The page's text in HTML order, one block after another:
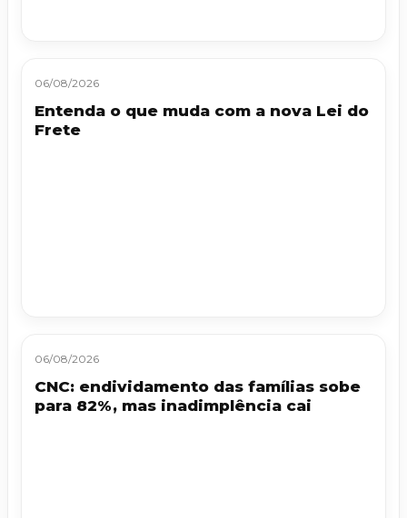
06/08/2026
Entenda o que muda com a nova Lei do
Frete
06/08/2026
CNC: endividamento das famílias sobe
para 82%, mas inadimplência cai